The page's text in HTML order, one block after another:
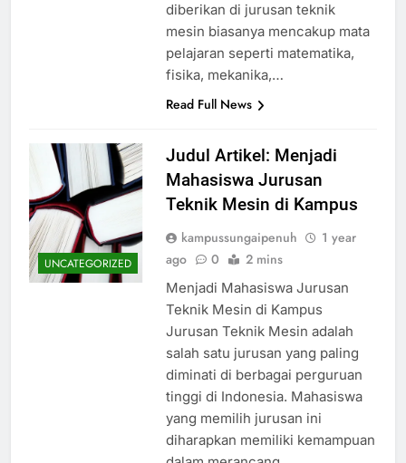
diberikan di jurusan teknik
mesin biasanya mencakup mata
pelajaran seperti matematika,
fisika, mekanika,…
Read Full News
UNCATEGORIZED
Judul Artikel: Menjadi
Mahasiswa Jurusan
Teknik Mesin di Kampus
kampussungaipenuh
1 year
ago
0 2 mins
Menjadi Mahasiswa Jurusan
Teknik Mesin di Kampus
Jurusan Teknik Mesin adalah
salah satu jurusan yang paling
diminati di berbagai perguruan
tinggi di Indonesia. Mahasiswa
yang memilih jurusan ini
diharapkan memiliki kemampuan